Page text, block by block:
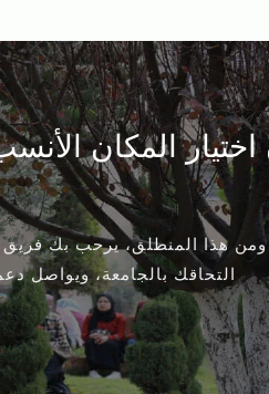
اختيار المكان
ومن هذا المنطلق، يرحب بك
التحاقك بالجامعة، ويواصل